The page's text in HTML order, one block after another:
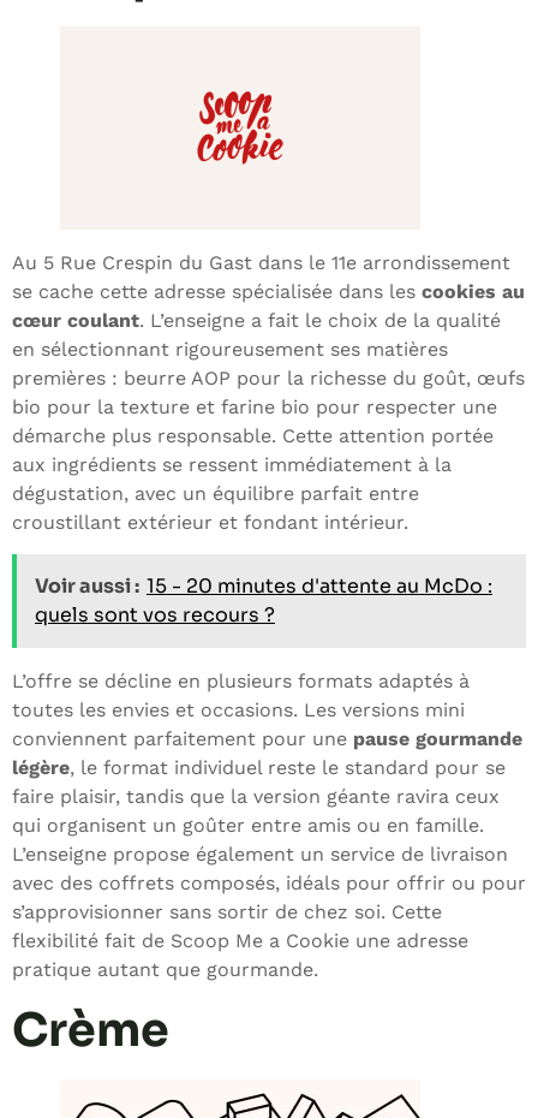
Au 5 Rue Crespin du Gast dans le 11e arrondissement
se cache cette adresse spécialisée dans les cookies au
cœur coulant. L’enseigne a fait le choix de la qualité
en sélectionnant rigoureusement ses matières
premières : beurre AOP pour la richesse du goût, œufs
bio pour la texture et farine bio pour respecter une
démarche plus responsable. Cette attention portée
aux ingrédients se ressent immédiatement à la
dégustation, avec un équilibre parfait entre
croustillant extérieur et fondant intérieur.
Voir aussi : 15 - 20 minutes d'attente au McDo :
quels sont vos recours ?
L’offre se décline en plusieurs formats adaptés à
toutes les envies et occasions. Les versions mini
conviennent parfaitement pour une pause gourmande
légère, le format individuel reste le standard pour se
faire plaisir, tandis que la version géante ravira ceux
qui organisent un goûter entre amis ou en famille.
L’enseigne propose également un service de livraison
avec des coffrets composés, idéals pour offrir ou pour
s’approvisionner sans sortir de chez soi. Cette
flexibilité fait de Scoop Me a Cookie une adresse
pratique autant que gourmande.
Crème